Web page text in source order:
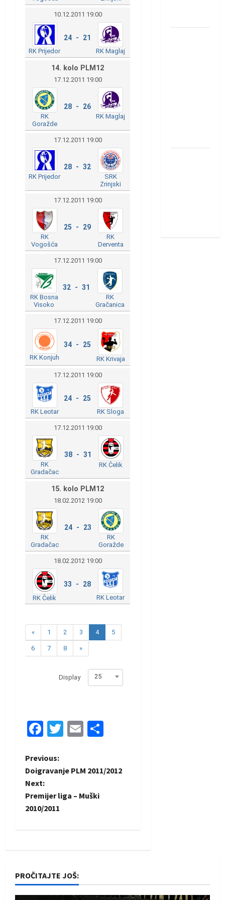
10.12.2011 19:00
RK Prijedor
24 - 21
RK Maglaj
14. kolo PLM12
17.12.2011 19:00
RK
Goražde
28 - 26
RK Maglaj
17.12.2011 19:00
RK Prijedor
28 - 32
SRK
Zrinjski
17.12.2011 19:00
RK
Vogošća
25 - 29
RK
Derventa
17.12.2011 19:00
RK Bosna
Visoko
32 - 31
RK
Gračanica
17.12.2011 19:00
RK Konjuh
34 - 25
RK Krivaja
17.12.2011 19:00
RK Leotar
24 - 25
RK Sloga
17.12.2011 19:00
RK
Gradačac
38 - 31
RK Čelik
15. kolo PLM12
18.02.2012 19:00
RK
Gradačac
24 - 23
RK
Goražde
18.02.2012 19:00
RK Čelik
33 - 28
RK Leotar
« 1 2 3 4 5
6 7 8 »
Display 25
Facebook
Twitter
Email
P
o
s
a
v
Previous:
Doigravanje PLM 2011/2012
Next:
Premijer liga – Muški
2010/2011
PROČITAJTE JOŠ: